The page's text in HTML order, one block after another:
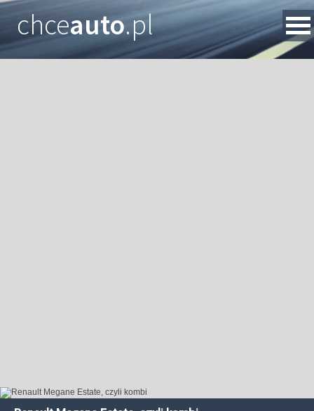
chceauto.pl